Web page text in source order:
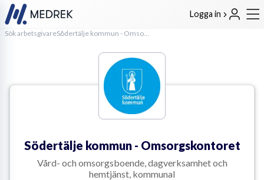
Logga in
Sök arbetsgivare Södertälje kommun - Omsorgskontoret
Södertälje kommun - Omsorgskontoret
Vård- och omsorgsboende, dagverksamhet och
hemtjänst, kommunal